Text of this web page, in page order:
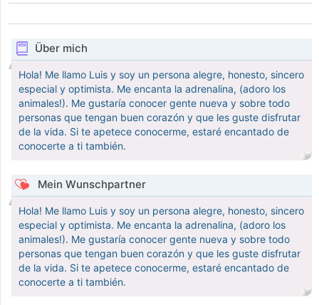
Über mich
Hola! Me llamo Luis y soy un persona alegre, honesto, sincero
especial y optimista. Me encanta la adrenalina, (adoro los
animales!). Me gustaría conocer gente nueva y sobre todo
personas que tengan buen corazón y que les guste disfrutar
de la vida. Si te apetece conocerme, estaré encantado de
conocerte a ti también.
Mein Wunschpartner
Hola! Me llamo Luis y soy un persona alegre, honesto, sincero
especial y optimista. Me encanta la adrenalina, (adoro los
animales!). Me gustaría conocer gente nueva y sobre todo
personas que tengan buen corazón y que les guste disfrutar
de la vida. Si te apetece conocerme, estaré encantado de
conocerte a ti también.